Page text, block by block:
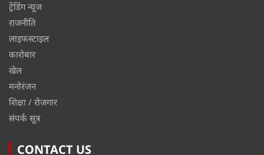
ट्रेंडिंग न्यूज
राजनीति
लाइफस्टाइल
कारोबार
खेल
मनोरंजन
शिक्षा / रोजगार
संपर्क सूत्र
CONTACT US